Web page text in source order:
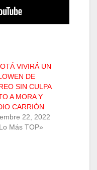
VIVIRÁ UN
DE
SIN CULPA
A MORA Y
CARRIÓN
22, 2022
Más TOP»